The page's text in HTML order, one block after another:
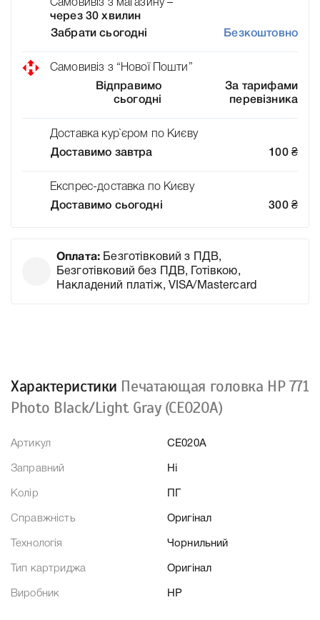
Самовивіз з магазину –
через 30 хвилин
Забрати сьогодні
Безкоштовно
Самовивіз з “Нової Пошти”
Відправимо
сьогодні
За тарифами
перевізника
Доставка кур`єром по Києву
Доставимо завтра
100 ₴
Експрес-доставка по Києву
Доставимо сьогодні
300 ₴
Оплата: Безготівковий з ПДВ,
Безготівковий без ПДВ, Готівкою,
Накладений платіж, VISA/Mastercard
Характеристики Печатающая головка HP 771
Photo Black/Light Gray (CE020A)
Артикул CE020A
Заправний Ні
Колір
Справжність Оригінал
Технологія Чорнильний
Тип картриджа Оригінал
Виробник HP